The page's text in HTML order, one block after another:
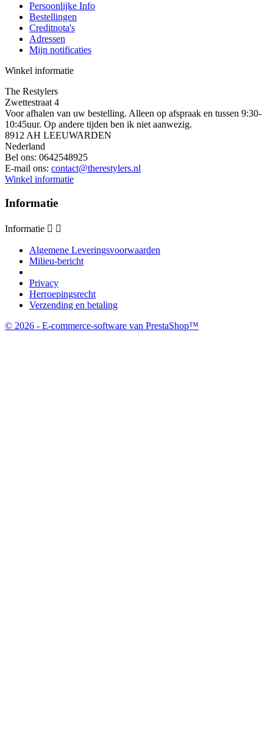
Persoonlijke Info
Bestellingen
Creditnota's
Adressen
Mijn notificaties
Winkel informatie
The Restylers
Zwettestraat 4
Voor afhalen van uw bestelling. Alleen op afspraak en tussen 9:30-
10:45uur. Op andere tijden ben ik niet aanwezig.
8912 AH LEEUWARDEN
Nederland
Bel ons: 0642548925
E-mail ons: contact@therestylers.nl
Winkel informatie
Informatie
Informatie  
Algemene Leveringsvoorwaarden
Milieu-bericht
Privacy
Herroepingsrecht
Verzending en betaling
© 2026 - E-commerce-software van PrestaShop™